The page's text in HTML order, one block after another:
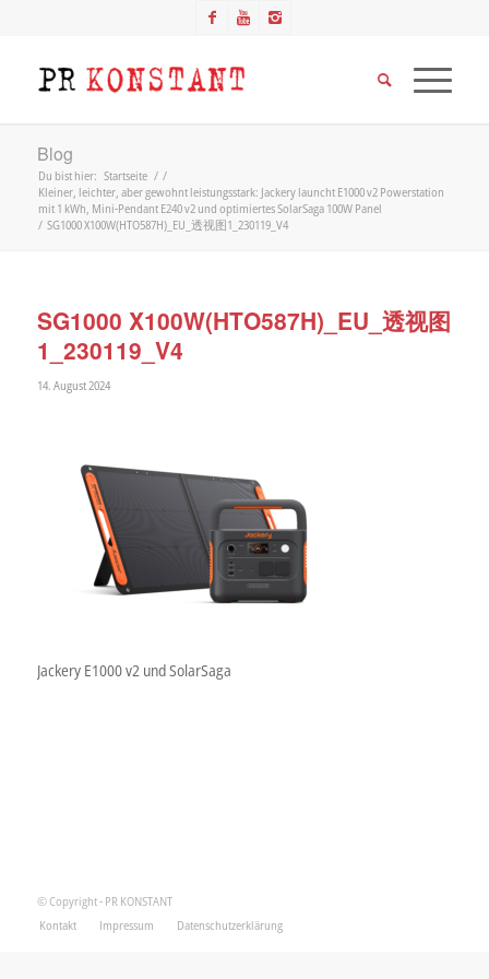
Blog
Du bist hier: Startseite / /
Kleiner, leichter, aber gewohnt leistungsstark: Jackery launcht E1000 v2 Powerstation
mit 1 kWh, Mini-Pendant E240 v2 und optimiertes SolarSaga 100W Panel
/ SG1000 X100W(HTO587H)_EU_透视图1_230119_V4
SG1000 X100W(HTO587H)_EU_透视图
1_230119_V4
14. August 2024
Jackery E1000 v2 und SolarSaga
© Copyright - PR KONSTANT
Kontakt
Impressum Datenschutzerklärung